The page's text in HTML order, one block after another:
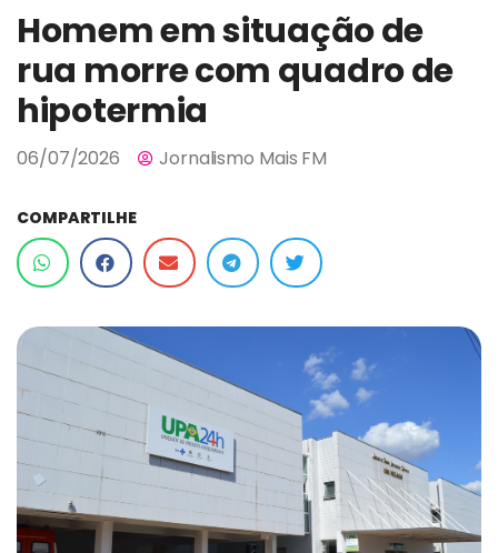
Homem em situação de
rua morre com quadro de
hipotermia
06/07/2026 Jornalismo Mais FM
COMPARTILHE